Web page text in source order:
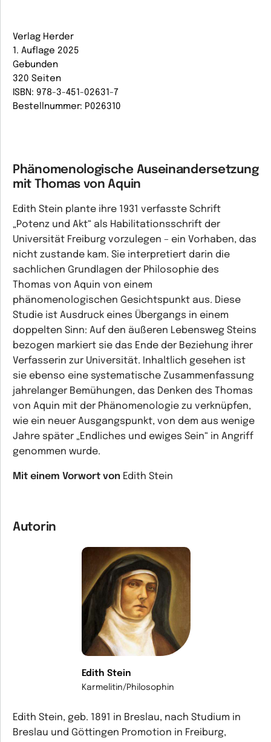
Verlag Herder
1. Auflage 2025
Gebunden
320 Seiten
ISBN: 978-3-451-02631-7
Bestellnummer: P026310
Phänomenologische Auseinandersetzung
mit Thomas von Aquin
Edith Stein plante ihre 1931 verfasste Schrift
„Potenz und Akt“ als Habilitationsschrift der
Universität Freiburg vorzulegen – ein Vorhaben, das
nicht zustande kam. Sie interpretiert darin die
sachlichen Grundlagen der Philosophie des
Thomas von Aquin von einem
phänomenologischen Gesichtspunkt aus. Diese
Studie ist Ausdruck eines Übergangs in einem
doppelten Sinn: Auf den äußeren Lebensweg Steins
bezogen markiert sie das Ende der Beziehung ihrer
Verfasserin zur Universität. Inhaltlich gesehen ist
sie ebenso eine systematische Zusammenfassung
jahrelanger Bemühungen, das Denken des Thomas
von Aquin mit der Phänomenologie zu verknüpfen,
wie ein neuer Ausgangspunkt, von dem aus wenige
Jahre später „Endliches und ewiges Sein“ in Angriff
genommen wurde.
Mit einem Vorwort von Edith Stein
Autorin
Edith Stein
Karmelitin/Philosophin
Edith Stein, geb. 1891 in Breslau, nach Studium in
Breslau und Göttingen Promotion in Freiburg,